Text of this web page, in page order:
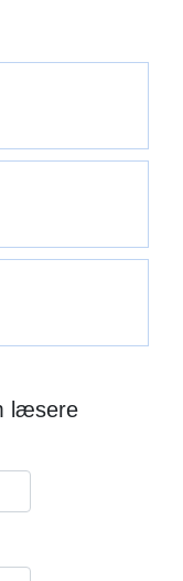
læsere